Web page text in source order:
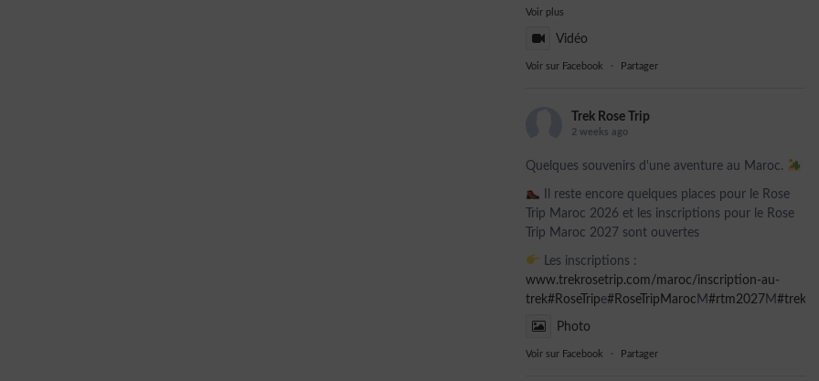
Voir plus
Vidéo
Voir sur Facebook · Partager
Trek Rose Trip
2 weeks ago
Quelques souvenirs d'une aventure au Maroc.
Il reste encore quelques places pour le Rose
Trip Maroc 2026 et les inscriptions pour le Rose
Trip Maroc 2027 sont ouvertes
Les inscriptions :
www.trekrosetrip.com/maroc/inscription-au-
trek#RoseTripe#RoseTripMaroc M#rtm2027 M
Photo
Voir sur Facebook · Partager